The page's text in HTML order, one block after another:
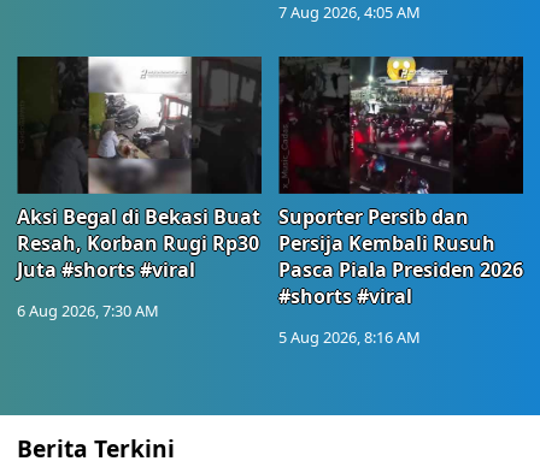
7 Aug 2026, 4:05 AM
Aksi Begal di Bekasi Buat
Resah, Korban Rugi Rp30
Juta #shorts #viral
6 Aug 2026, 7:30 AM
Suporter Persib dan
Persija Kembali Rusuh
Pasca Piala Presiden 2026
#shorts #viral
5 Aug 2026, 8:16 AM
Berita Terkini